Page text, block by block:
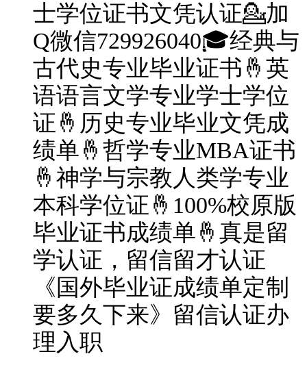
士学位证书文凭认证💁加
Q微信729926040🎓经典与
古代史专业毕业证书🤞英
语语言文学专业学士学位
证🤞历史专业毕业文凭成
绩单🤞哲学专业MBA证书
🤞神学与宗教人类学专业
本科学位证🤞100%校原版
毕业证书成绩单🤞真是留
学认证，留信留才认证
《国外毕业证成绩单定制
要多久下来》留信认证办
理入职